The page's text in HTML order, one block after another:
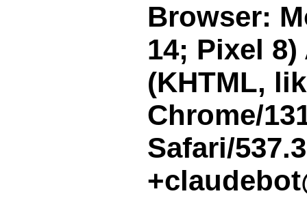
Browser:
14; Pixel
(KHTML,
Chrome/
Safari/